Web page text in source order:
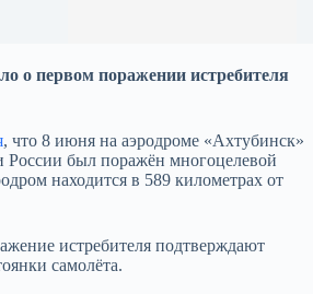
о первом поражении истребителя
, что 8 июня на аэродроме «Ахтубинск»
России был поражён многоцелевой
находится в 589 километрах от
истребителя подтверждают
самолёта.